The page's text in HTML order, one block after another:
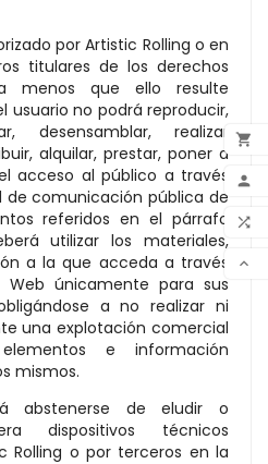


MY


por Artistic Rolling o en
titulares de los derechos
menos que ello resulte
usuario no podrá reproducir,
desensamblar, realizar
alquilar, prestar, poner a
acceso al público a través
de comunicación pública de
referidos en el párrafo
utilizar los materiales,
a la que acceda a través
únicamente para sus
a no realizar ni
una explotación comercial
e información
mismos.
abstenerse de eludir o
dispositivos técnicos
Rolling o por terceros en la